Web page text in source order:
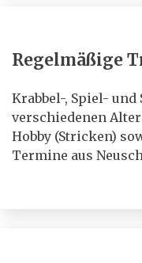
Regelmäßige
Krabbel-, Spiel-
verschiedenen
Hobby (Stricken)
Termine aus